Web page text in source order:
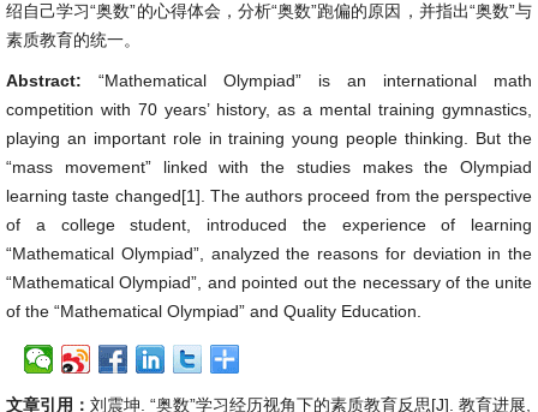
绍自己学习“奥数”的心得体会，分析“奥数”跑偏的原因，并指出“奥数”与
素质教育的统一。
Abstract: “Mathematical Olympiad” is an international math
competition with 70 years’ history, as a mental training gymnastics,
playing an important role in training young people thinking. But the
“mass movement” linked with the studies makes the Olympiad
learning taste changed[1]. The authors proceed from the perspective
of a college student, introduced the experience of learning
“Mathematical Olympiad”, analyzed the reasons for deviation in the
“Mathematical Olympiad”, and pointed out the necessary of the unite
of the “Mathematical Olympiad” and Quality Education.
文章引用： 刘震坤. “奥数”学习经历视角下的素质教育反思[J]. 教育进展,